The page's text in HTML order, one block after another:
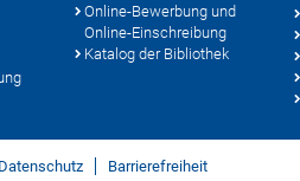
Online-Bewerbung und
Online-Einschreibung
Katalog der Bibliothek
Datenschutz Barrierefreiheit